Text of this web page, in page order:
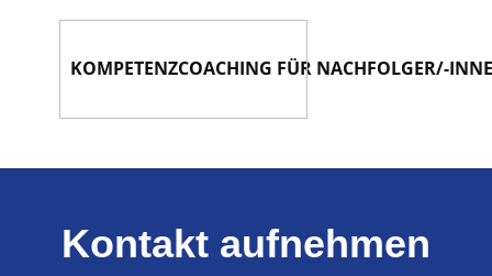
KOMPETENZCOACHING FÜR NACHFOLGER/-
Kontakt aufnehmen